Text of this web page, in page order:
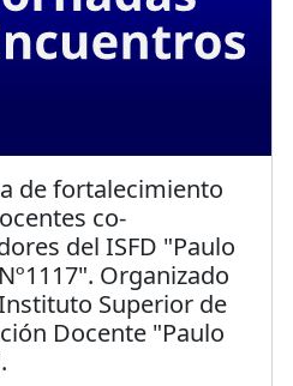
de fortalecimiento
co-
del ISFD "Paulo
Organizado
Superior de
Docente "Paulo